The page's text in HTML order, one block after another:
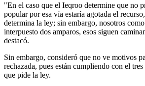
"En el caso que el Ieqroo determine que no
popular por esa vía estaría agotada el
determina la ley; sin embargo, nosotros
interpuesto dos amparos, esos siguen
destacó.
Sin embargo, consideró que no ve motivos
rechazada, pues están cumpliendo con el
que pide la ley.